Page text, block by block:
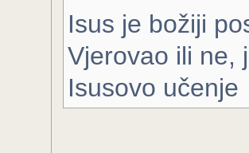
Isus je božiji
Vjerovao ili ne,
Isusovo učenje